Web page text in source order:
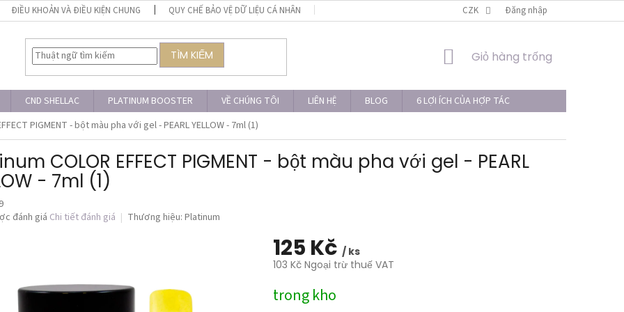
ĐIỀU KHOẢN VÀ ĐIỀU KIỆN CHUNG QUY CHẾ BẢO VỆ DỮ LIỆU CÁ NHÂN CZK Đăng nhập
TÌM KIẾM
GIỎ
Giỏ hàng trống
CND SHELLAC PLATINUM BOOSTER VỀ CHÚNG TÔI LIÊN HỆ BLOG
6 LỢI ÍCH CỦA HỢP TÁC
PIGMENT - bột màu pha với gel - PEARL YELLOW - 7ml (1)
COLOR EFFECT PIGMENT - bột màu pha với gel - PEARL
- 7ml (1)
đánh giá Chi tiết đánh giá Thương hiệu: Platinum
125 Kč / ks
103 Kč Ngoại trừ thuế VAT
đo
trong kho